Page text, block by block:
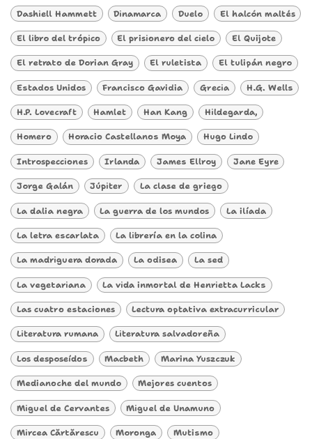
Dashiell Hammett Dinamarca Duelo El halcón maltés
El libro del trópico El prisionero del cielo El Quijote
El retrato de Dorian Gray El ruletista El tulipán negro
Estados Unidos Francisco Gavidia Grecia H.G. Wells
H.P. Lovecraft Hamlet Han Kang Hildegarda,
Homero Horacio Castellanos Moya Hugo Lindo
Introspecciones Irlanda James Ellroy Jane Eyre
Jorge Galán Júpiter La clase de griego
La dalia negra La guerra de los mundos La ilíada
La letra escarlata La librería en la colina
La madriguera dorada La odisea La sed
La vegetariana La vida inmortal de Henrietta Lacks
Las cuatro estaciones Lectura optativa extracurricular
Literatura rumana Literatura salvadoreña
Los desposeídos Macbeth Marina Yuszczuk
Medianoche del mundo Mejores cuentos
Miguel de Cervantes Miguel de Unamuno
Mircea Cărtărescu Moronga Mutismo